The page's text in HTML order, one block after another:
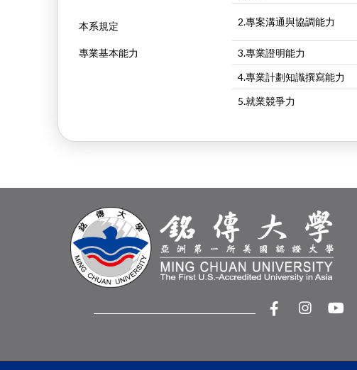
本系規定
專業基本能力
2.專案溝通與協調能力
3.專業證明能力
4.專業計劃知識撰寫能力
5.就業競爭力